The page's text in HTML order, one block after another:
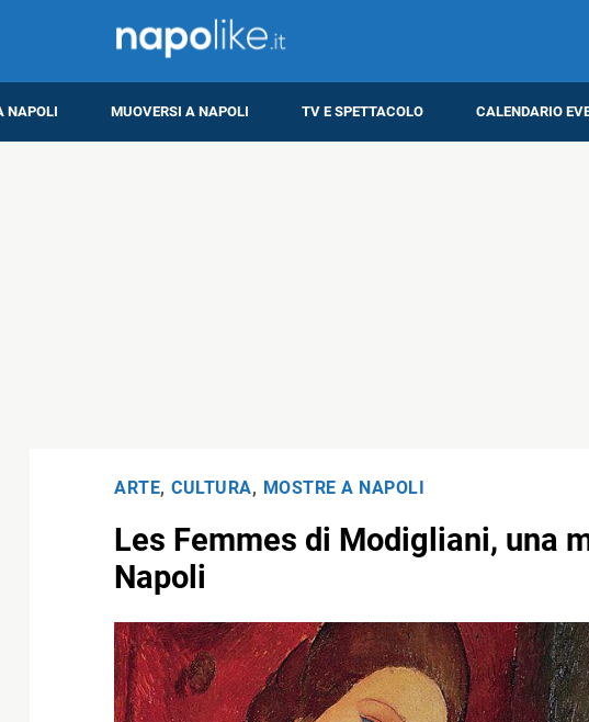
NAPOLI MUOVERSI A NAPOLI TV E SPETTACOLO CALENDARIO
ARTE, CULTURA, MOSTRE A NAPOLI
Les Femmes di Modigliani, una
Napoli